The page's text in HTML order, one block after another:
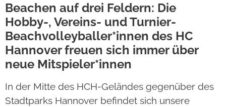
Beachen auf drei Feldern: Die
Hobby-, Vereins- und Turnier-
Beachvolleyballer*innen des HC
Hannover freuen sich immer über
neue Mitspieler*innen
In der Mitte des HCH-Geländes gegenüber des
Stadtparks Hannover befindet sich unsere